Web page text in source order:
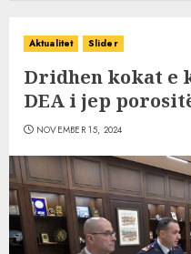
Aktualitet Slider
Dridhen kokat e
DEA i jep
NOVEMBER 15, 2024